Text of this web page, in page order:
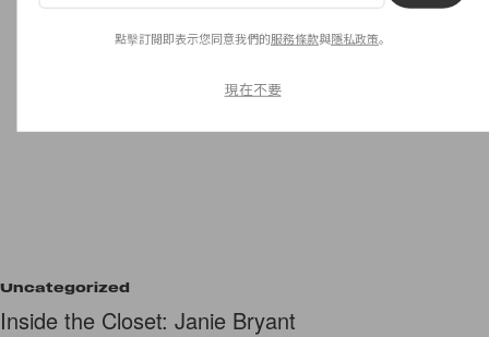
Uncategorized
Inside the Closet: Janie Bryant
點擊訂閱即表示您同意我們的服務條款與隱私政策。
現在不要